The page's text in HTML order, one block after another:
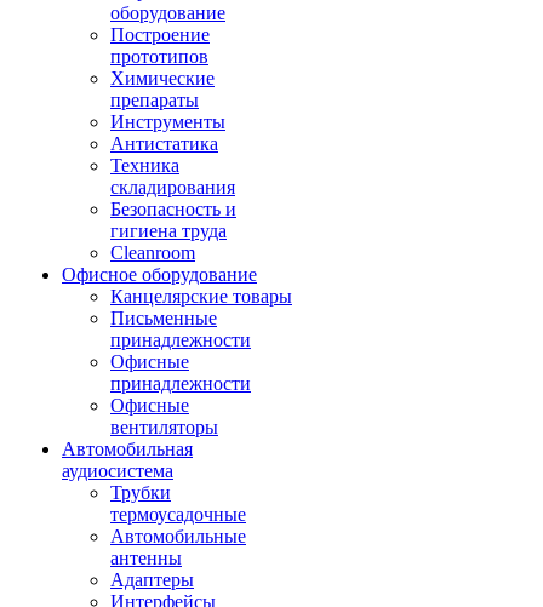
оборудование
Построение
прототипов
Химические
препараты
Инструменты
Aнтистатика
Техника
складирования
Безопасность и
гигиена труда
Cleanroom
Офисное оборудование
Канцелярские товары
Письменные
принадлежности
Офисные
принадлежности
Офисные
вентиляторы
Автомобильная
аудиосистема
Трубки
термоусадочные
Автомобильные
антенны
Адаптеры
Интерфейсы